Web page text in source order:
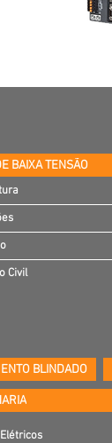
BAIXA TENSÃO
Civil
Civil
BLINDADO